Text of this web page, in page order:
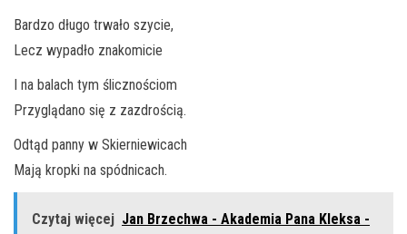
Bardzo długo trwało szycie,
Lecz wypadło znakomicie
I na balach tym ślicznościom
Przyglądano się z zazdrością.
Odtąd panny w Skierniewicach
Mają kropki na spódnicach.
Czytaj więcej Jan Brzechwa - Akademia Pana Kleksa -